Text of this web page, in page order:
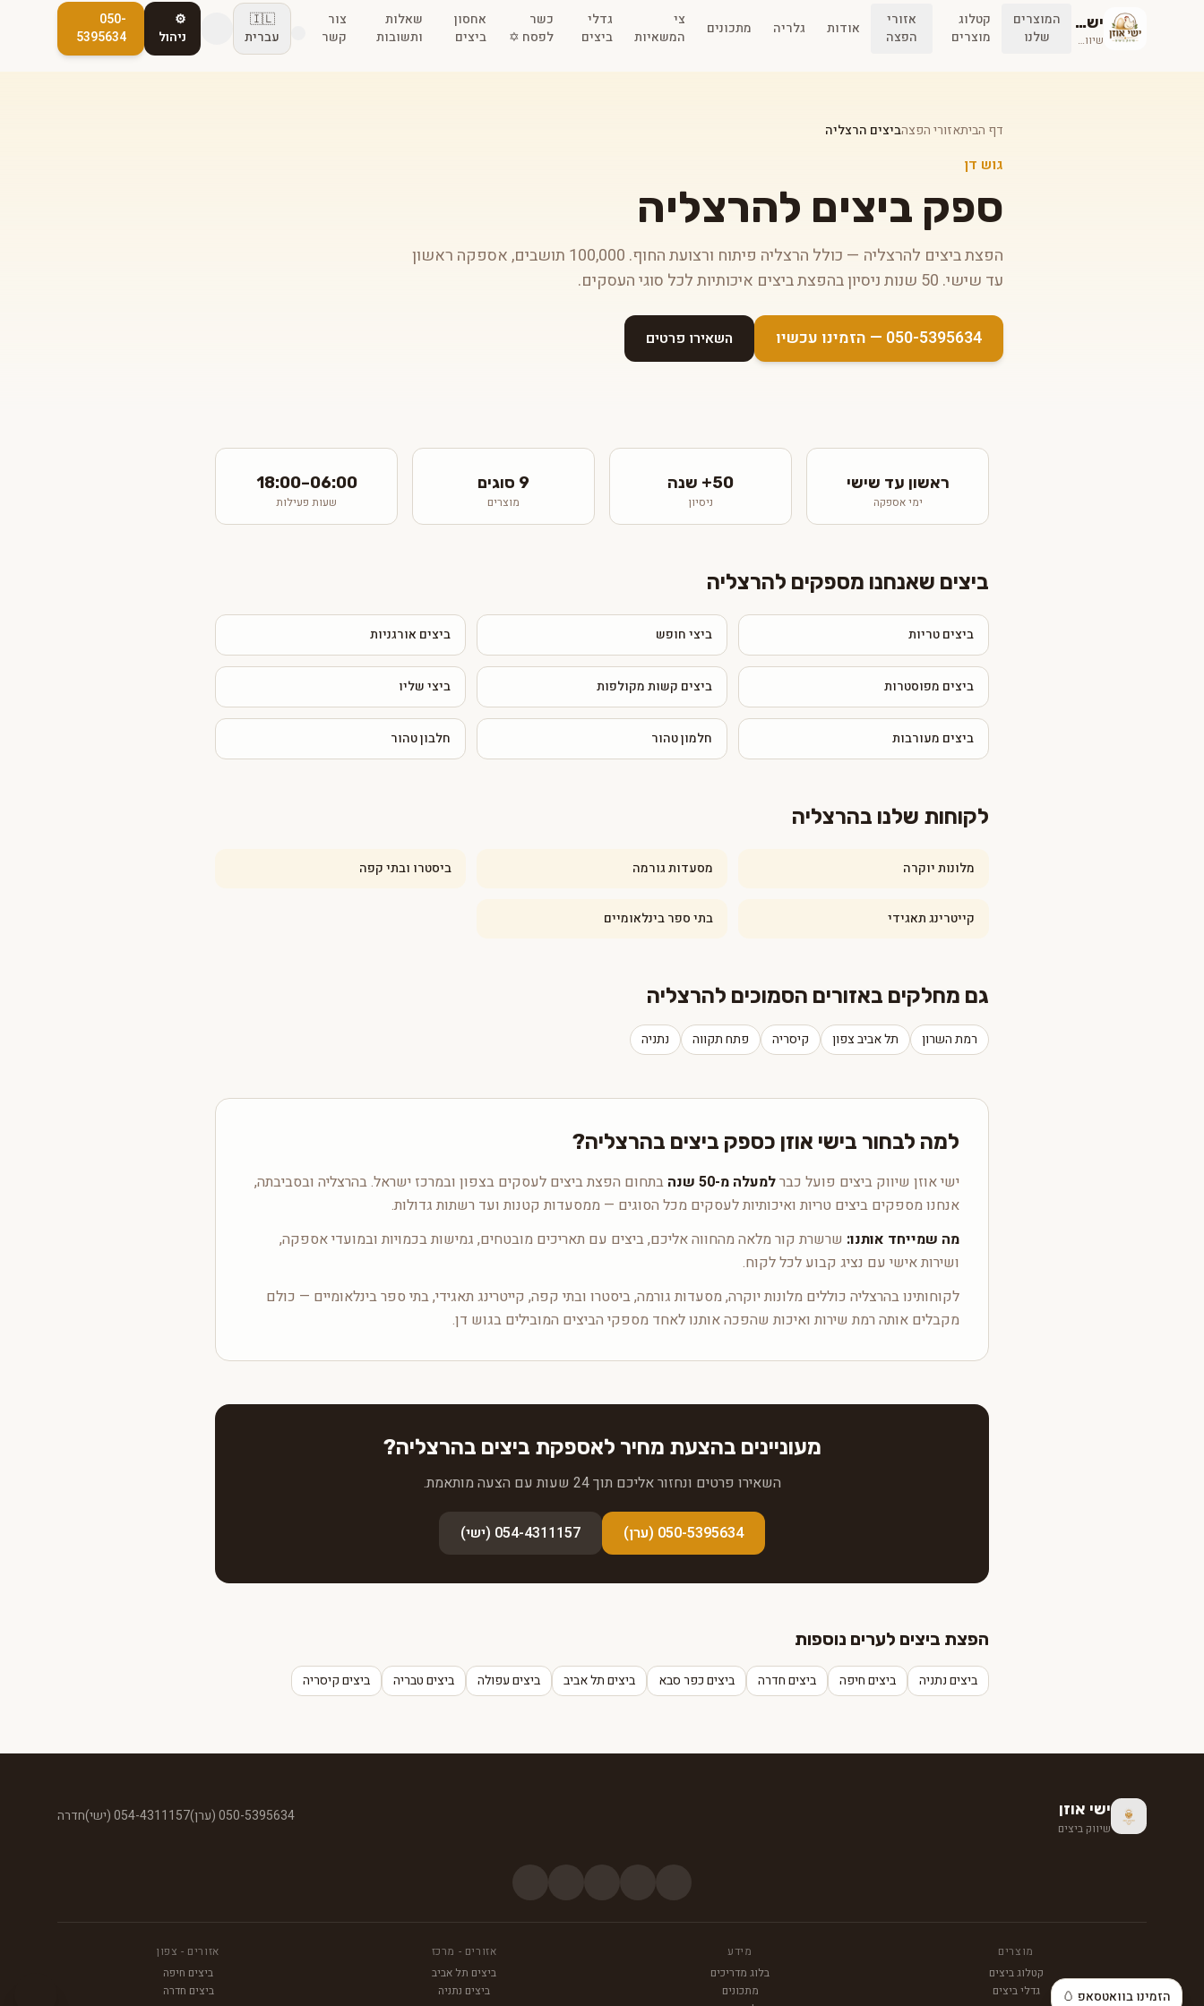
ישי אוזן
שיווק ביצים
המוצרים
שלנו
קטלוג
מוצרים
אזורי
הפצה
אודות גלריה מתכונים
צי
המשאיות
גדלי
ביצים
כשר
לפסח ✡️
אחסון
ביצים
שאלות
ותשובות
צור
קשר
🇮🇱
עברית
⚙️
ניהול
050-
5395634
דף הביתאזורי הפצהביצים הרצליה
גוש דן
ספק ביצים להרצליה
הפצת ביצים להרצליה — כולל הרצליה פיתוח ורצועת החוף. 100,000 תושבים, אספקה ראשון
עד שישי. 50 שנות ניסיון בהפצת ביצים איכותיות לכל סוגי העסקים.
050-5395634 — הזמינו עכשיו השאירו פרטים
ראשון עד שישי
ימי אספקה
50+ שנה
ניסיון
9 סוגים
מוצרים
06:00–18:00
שעות פעילות
ביצים שאנחנו מספקים להרצליה
ביצים טריות ביצי חופש ביצים אורגניות
ביצים מפוסטרות ביצים קשות מקולפות ביצי שליו
ביצים מעורבות חלמון טהור חלבון טהור
לקוחות שלנו בהרצליה
מלונות יוקרה מסעדות גורמה ביסטרו ובתי קפה
קייטרינג תאגידי בתי ספר בינלאומיים
גם מחלקים באזורים הסמוכים להרצליה
רמת השרון תל אביב צפון קיסריה פתח תקווה נתניה
למה לבחור בישי אוזן כספק ביצים בהרצליה?
ישי אוזן שיווק ביצים פועל כברלמעלה מ-50 שנה
בתחום הפצת ביצים לעסקים בצפון ובמרכז ישראל. בהרצליה ובסביבתה,
אנחנו מספקים ביצים טריות ואיכותיות לעסקים מכל הסוגים — ממסעדות קטנות ועד רשתות גדולות.
מה שמייחד אותנו: שרשרת קור מלאה מהחווה אליכם, ביצים עם תאריכים מובטחים, גמישות בכמויות ובמועדי אספקה,
ושירות אישי עם נציג קבוע לכל לקוח.
לקוחותינו בהרצליה כוללים מלונות יוקרה, מסעדות גורמה, ביסטרו ובתי קפה, קייטרינג תאגידי, בתי ספר בינלאומיים — כולם
מקבלים אותה רמת שירות ואיכות שהפכה אותנו לאחד מספקי הביצים המובילים בגוש דן.
מעוניינים בהצעת מחיר לאספקת ביצים בהרצליה?
השאירו פרטים ונחזור אליכם תוך 24 שעות עם הצעה מותאמת.
050-5395634 (ערן) 054-4311157 (ישי)
הפצת ביצים לערים נוספות
ביצים נתניה ביצים חיפה ביצים חדרה ביצים כפר סבא ביצים תל אביב ביצים עפולה ביצים טבריה ביצים קיסריה
ישי אוזן
שיווק ביצים
050-5395634 (ערן) 054-4311157 (ישי) חדרה
מוצרים
קטלוג ביצים
גדלי ביצים
מידע
בלוג מדריכים
מתכונים
אזורים - מרכז
ביצים תל אביב
ביצים נתניה
אזורים - צפון
ביצים חיפה
ביצים חדרה
הזמינו בוואטסאפ 🥚